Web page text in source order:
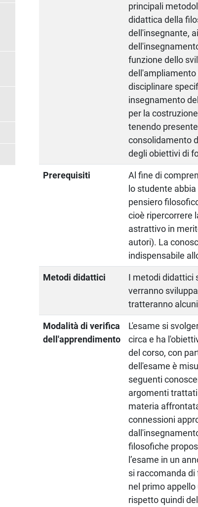
principali
didattica della
dell'insegnante,
funzione dello
disciplinare
insegnamento
per la
tenendo
consolidamento
degli obiettivi di
Prerequisiti
Al fine di
lo studente
pensiero
cioè ripercorrere
astrattivo in
autori). La
indispensabile
Metodi didattici
I metodi didattici
verranno
tratteranno
Modalità di verifica
dell'apprendimento
L'esame si
circa e ha
del corso, con
dell'esame è
seguenti
argomenti
materia
connessioni
filosofiche
l’esame in un
si raccomanda di
nel primo
rispetto quindi